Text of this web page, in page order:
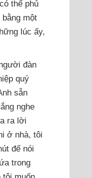
thể phủ
một
lúc ấy,
đàn
quý
sẵn
nghe
ra lời
ở nhà, tôi
để nói
trong